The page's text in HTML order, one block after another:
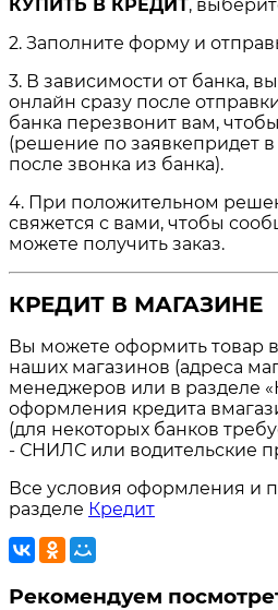
КУПИТЬ В КРЕДИТ,
2. Заполните форму и
3. В зависимости от банка,
онлайн сразу после
банка перезвонит вам,
(решение по заявкепридет в
после звонка из банка).
4. При положительном
свяжется с вами, чтобы
можете получить заказ.
КРЕДИТ В МАГАЗИНЕ
Вы можете оформить товар
наших магазинов (адреса
менеджеров или в разделе
оформления кредита
(для некоторых банков
- СНИЛС или водительские
Все условия оформления и
разделе Кредит
Рекомендуем